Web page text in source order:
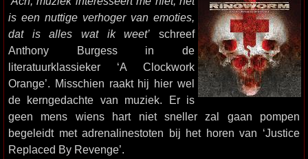
is een nuttige verhoger van emoties,
dat is alles wat ik weet’ schreef
Anthony Burgess in de
literatuurklassieker ‘A Clockwork
Orange’. Misschien raakt hij hier wel
de kerngedachte van muziek. Er is
geen mens wiens hart niet sneller zal gaan pompen
begeleidt met adrenalinestoten bij het horen van ‘Justice
Replaced By Revenge’.